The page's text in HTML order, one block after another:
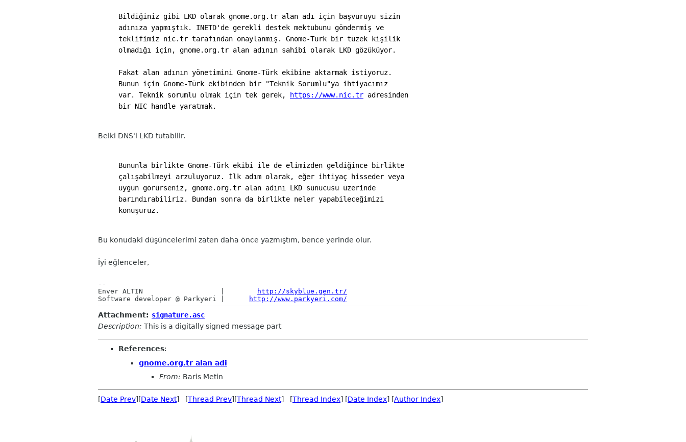
Bildiğiniz gibi LKD olarak gnome.org.tr alan adı için başvuruyu sizin
adınıza yapmıştık. INETD'de gerekli destek mektubunu göndermiş ve
teklifimiz nic.tr tarafından onaylanmış. Gnome-Turk bir tüzek kişilik
olmadığı için, gnome.org.tr alan adının sahibi olarak LKD gözüküyor.
Fakat alan adının yönetimini Gnome-Türk ekibine aktarmak istiyoruz.
Bunun için Gnome-Türk ekibinden bir "Teknik Sorumlu"ya ihtiyacımız
var. Teknik sorumlu olmak için tek gerek,
https://www.nic.tr adresinden
bir NIC handle yaratmak.
Belki DNS'i LKD tutabilir.
Bununla birlikte Gnome-Türk ekibi ile de elimizden geldiğince birlikte
çalışabilmeyi arzuluyoruz. İlk adım olarak, eğer ihtiyaç hisseder veya
uygun görürseniz, gnome.org.tr alan adını LKD sunucusu üzerinde
barındırabiliriz. Bundan sonra da birlikte neler yapabileceğimizi
konuşuruz.
Bu konudaki düşüncelerimi zaten daha önce yazmıştım, bence yerinde olur.
İyi eğlenceler,
--
Enver ALTIN                   |
http://skyblue.gen.tr/
Software developer @ Parkyeri |
http://www.parkyeri.com/
Attachment: signature.asc
Description: This is a digitally signed message part
References:
gnome.org.tr alan adi
From: Baris Metin
[Date Prev][Date Next] [Thread Prev][Thread Next] [Thread Index] [Date Index] [Author Index]